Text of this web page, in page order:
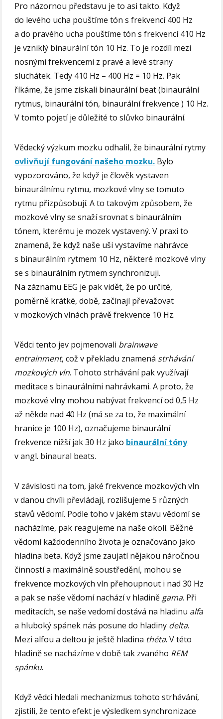
Pro názornou představu je to asi takto. Když
do levého ucha pouštíme tón s frekvencí 400 Hz
a do pravého ucha pouštíme tón s frekvencí 410 Hz
je vzniklý binaurální tón 10 Hz. To je rozdíl mezi
nosnými frekvencemi z pravé a levé strany
sluchátek. Tedy 410 Hz – 400 Hz = 10 Hz. Pak
říkáme, že jsme získali binaurální beat (binaurální
rytmus, binaurální tón, binaurální frekvence ) 10 Hz.
V tomto pojetí je důležité to slůvko binaurální.
Vědecký výzkum mozku odhalil, že binaurální rytmy
ovlivňují fungování našeho mozku. Bylo
vypozorováno, že když je člověk vystaven
binaurálnímu rytmu, mozkové vlny se tomuto
rytmu přizpůsobují. A to takovým způsobem, že
mozkové vlny se snaží srovnat s binaurálním
tónem, kterému je mozek vystavený. V praxi to
znamená, že když naše uši vystavíme nahrávce
s binaurálním rytmem 10 Hz, některé mozkové vlny
se s binaurálním rytmem synchronizuji.
Na záznamu EEG je pak vidět, že po určité,
poměrně krátké, době, začínají převažovat
v mozkových vlnách právě frekvence 10 Hz.
Vědci tento jev pojmenovali brainwave
entrainment, což v překladu znamená strhávání
mozkových vln. Tohoto strhávání pak využívají
meditace s binaurálními nahrávkami. A proto, že
mozkové vlny mohou nabývat frekvencí od 0,5 Hz
až někde nad 40 Hz (má se za to, že maximální
hranice je 100 Hz), označujeme binaurální
frekvence nižší jak 30 Hz jako binaurální tóny
v angl. binaural beats.
V závislosti na tom, jaké frekvence mozkových vln
v danou chvíli převládají, rozlišujeme 5 různých
stavů vědomí. Podle toho v jakém stavu vědomí se
nacházíme, pak reagujeme na naše okolí. Běžné
vědomí každodenního života je označováno jako
hladina beta. Když jsme zaujatí nějakou náročnou
činností a maximálně soustředění, mohou se
frekvence mozkových vln přehoupnout i nad 30 Hz
a pak se naše vědomí nachází v hladiněgama. Při
meditacích, se naše vedomí dostává na hladinu alfa
a hluboký spánek nás posune do hladiny delta.
Mezi alfou a deltou je ještě hladina théta. V této
hladině se nacházíme v době tak zvaného REM
spánku.
Když vědci hledali mechanizmus tohoto strhávání,
zjistili, že tento efekt je výsledkem synchronizace